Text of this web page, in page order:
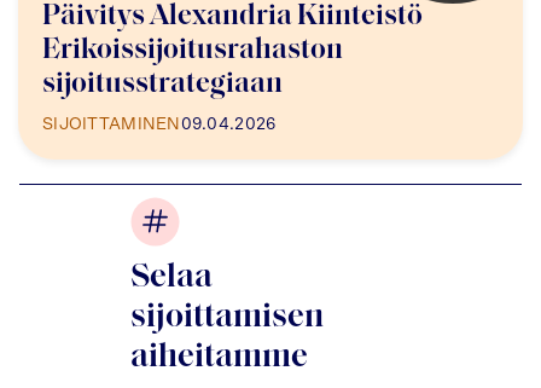
Päivitys Alexandria Kiinteistö
Erikoissijoitusrahaston
sijoitusstrategiaan
SIJOITTAMINEN 09.04.2026
Selaa
sijoittamisen
aiheitamme